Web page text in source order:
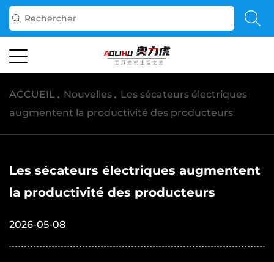
ACCUEIL / Nouvelles / Les sécateurs électriques
augmentent la productivité des producteurs
Les sécateurs électriques augmentent
la productivité des producteurs
2026-05-08